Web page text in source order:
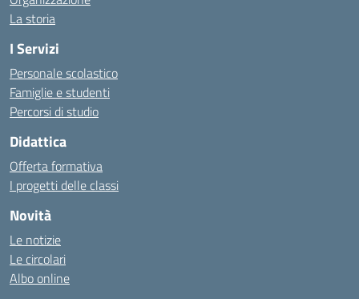
La storia
I Servizi
Personale scolastico
Famiglie e studenti
Percorsi di studio
Didattica
Offerta formativa
I progetti delle classi
Novità
Le notizie
Le circolari
Albo online